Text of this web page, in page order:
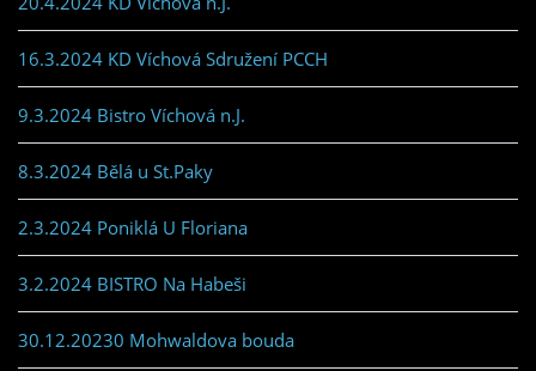
16.3.2024 KD Víchová Sdružení PCCH
9.3.2024 Bistro Víchová n.J.
8.3.2024 Bělá u St.Paky
2.3.2024 Poniklá U Floriana
3.2.2024 BISTRO Na Habeši
30.12.20230 Mohwaldova bouda